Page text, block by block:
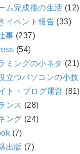
ム完成後の生活 (12)
イベント報告 (33)
事 (237)
(54)
ミングの小ネタ (21)
立つパソコンの小技
ト・ブログ運営 (81)
ンス (28)
ング (24)
(7)
出版 (7)